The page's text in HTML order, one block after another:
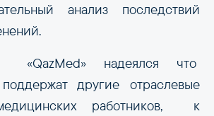
анализ последствий
надеялся что
другие отраслевые
работников, к